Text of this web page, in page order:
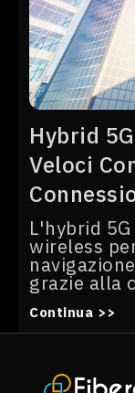
Hybrid
Veloci
L'hybrid
wireless
grazie alla
Continua >>